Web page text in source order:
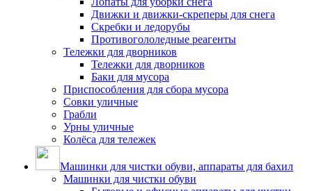
Движки и движки-скреперы для снега
Скребки и ледорубы
Противогололедные реагенты
Тележки для дворников
Тележки для дворников
Баки для мусора
Приспособления для сбора мусора
Совки уличные
Грабли
Урны уличные
Колёса для тележек
Машинки для чистки обуви, аппараты для бахил
Машинки для чистки обуви